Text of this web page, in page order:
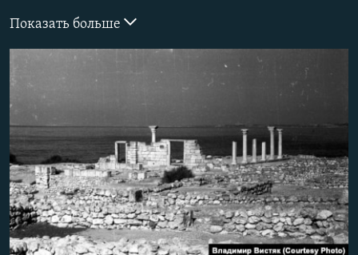
ПОБЕДИТЕЛЕЙ НЕ СУДЯТ?
УКРАИНСКАЯ ПРОБЛЕМА КРЫМА
ПРИСОЕДИНЯЙТЕСЬ!
Все сайты RFE/RL
Показать больше